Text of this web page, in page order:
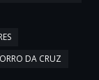
DA CRUZ